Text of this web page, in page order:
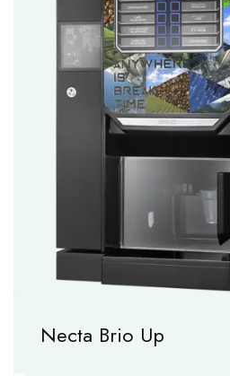
Necta Brio Up